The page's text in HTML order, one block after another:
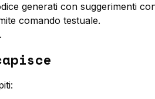
generati con suggerimenti
comando testuale.